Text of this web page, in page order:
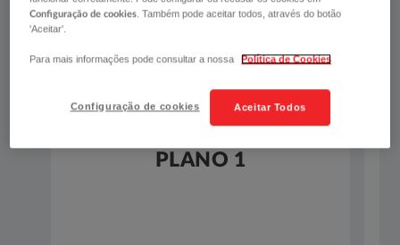
PLANO 1
Configuração de cookies . Também pode aceitar todos, através do botão
'Aceitar'.
Para mais informações pode consultar a nossa Política de Cookies
Aceitar Todos
Configuração de cookies